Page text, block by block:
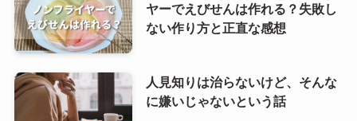
ヤーでえびせんは作れる？失敗し
ない作り方と正直な感想
人見知りは治らないけど、そんな
に嫌いじゃないという話